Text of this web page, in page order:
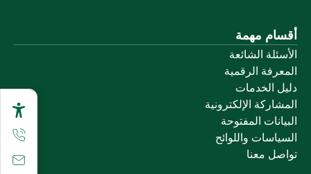
أقسام مهمة
الأسئلة الشائعة
المعرفة الرقمية
دليل الخدمات
المشاركة الإلكترونية
البيانات المفتوحة
السياسات واللوائح
تواصل معنا